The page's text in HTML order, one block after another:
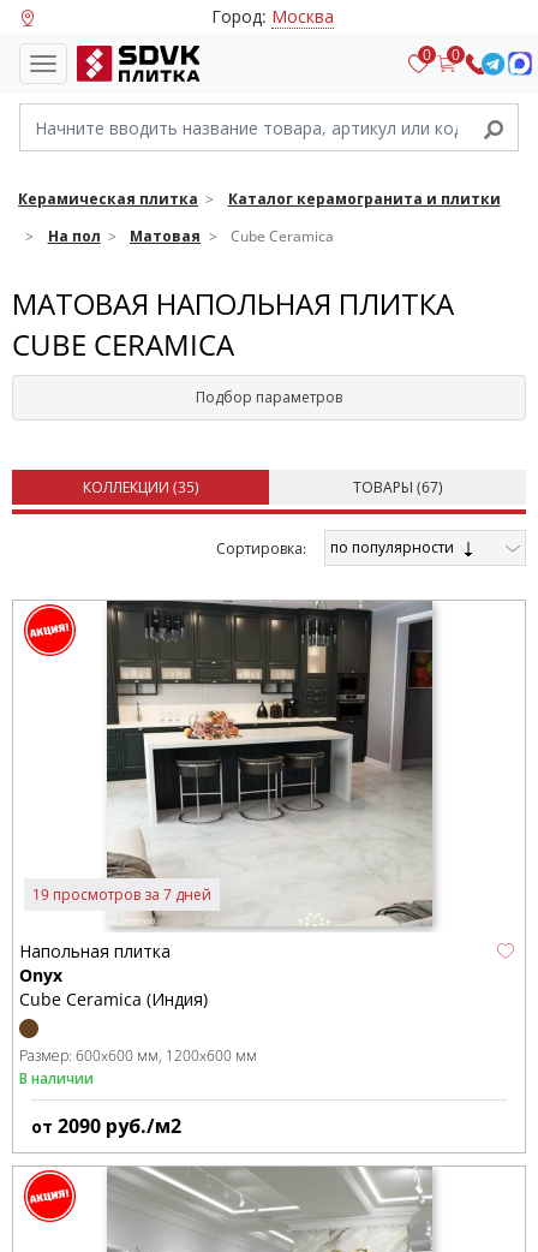
Город: Москва
0 0
Керамическая плитка
Каталог керамогранита и плитки
На пол
Матовая Cube Ceramica
МАТОВАЯ НАПОЛЬНАЯ ПЛИТКА
CUBE CERAMICA
Подбор параметров
КОЛЛЕКЦИИ (35) ТОВАРЫ (67)
Cортировка: по популярности
19 просмотров за 7 дней
Напольная плитка
Onyx
Cube Ceramica (Индия)
Размер: 600x600 мм 1200x600 мм
В наличии
от 2090 руб./м2